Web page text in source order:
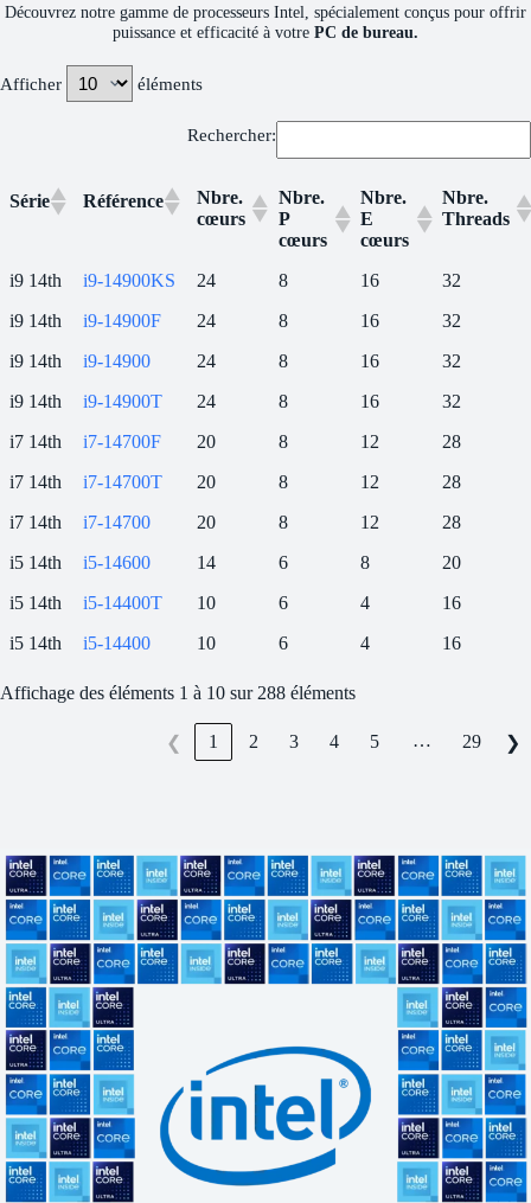
Découvrez notre gamme de processeurs Intel, spécialement conçus pour offrir
puissance et efficacité à votre PC de bureau.
Afficher éléments
Rechercher:
Série Référence
Nbre.
cœurs
Nbre.
P
cœurs
Nbre.
E
cœurs
Nbre.
Threads
Série Référence
Nbre.
cœurs
Nbre.
P
cœurs
Nbre.
E
cœurs
Nbre.
Threads
i9 14th i9-14900KS 24 8 16
32
i9 14th
i9-14900F 24 8 16
32
i9 14th
i9-14900 24 8 16
32
i9 14th
i9-14900T 24 8 16
32
i7 14th
i7-14700F 20 8 12
28
i7 14th
i7-14700T 20 8 12
28
i7 14th
i7-14700 20 8 12
28
i5 14th
i5-14600 14 6 8
20
i5 14th
i5-14400T 10 6 4
16
i5 14th
i5-14400 10 6 4 16
Affichage des éléments 1 à 10 sur 288 éléments
❮ 1 2 3 4 5 … 29 ❯